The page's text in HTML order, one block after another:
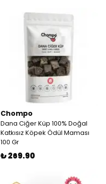
Chompo
Dana Ciğer Küp 100% Doğal
Katkısız Köpek Ödül Maması
100 Gr
₺ 269.90